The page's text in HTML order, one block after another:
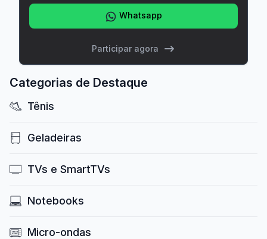
Whatsapp
Participar agora
Categorias de Destaque
Tênis
Geladeiras
TVs e SmartTVs
Notebooks
Micro-ondas